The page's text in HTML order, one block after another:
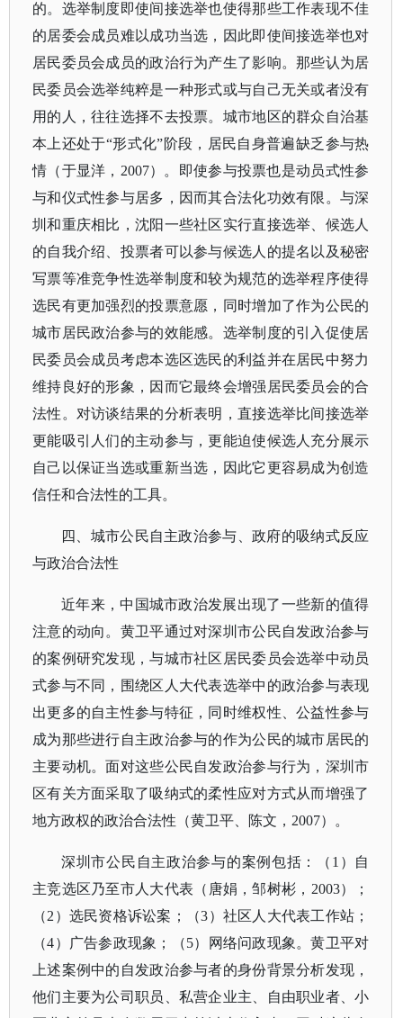
的。选举制度即使间接选举也使得那些工作表现不佳
的居委会成员难以成功当选，因此即使间接选举也对
居民委员会成员的政治行为产生了影响。那些认为居
民委员会选举纯粹是一种形式或与自己无关或者没有
用的人，往往选择不去投票。城市地区的群众自治基
本上还处于“形式化”阶段，居民自身普遍缺乏参与热
情（于显洋，2007）。即使参与投票也是动员式性参
与和仪式性参与居多，因而其合法化功效有限。与深
圳和重庆相比，沈阳一些社区实行直接选举、候选人
的自我介绍、投票者可以参与候选人的提名以及秘密
写票等准竞争性选举制度和较为规范的选举程序使得
选民有更加强烈的投票意愿，同时增加了作为公民的
城市居民政治参与的效能感。选举制度的引入促使居
民委员会成员考虑本选区选民的利益并在居民中努力
维持良好的形象，因而它最终会增强居民委员会的合
法性。对访谈结果的分析表明，直接选举比间接选举
更能吸引人们的主动参与，更能迫使候选人充分展示
自己以保证当选或重新当选，因此它更容易成为创造
信任和合法性的工具。
四、城市公民自主政治参与、政府的吸纳式反应
与政治合法性
近年来，中国城市政治发展出现了一些新的值得
注意的动向。黄卫平通过对深圳市公民自发政治参与
的案例研究发现，与城市社区居民委员会选举中动员
式参与不同，围绕区人大代表选举中的政治参与表现
出更多的自主性参与特征，同时维权性、公益性参与
成为那些进行自主政治参与的作为公民的城市居民的
主要动机。面对这些公民自发政治参与行为，深圳市
区有关方面采取了吸纳式的柔性应对方式从而增强了
地方政权的政治合法性（黄卫平、陈文， 2007）。
深圳市公民自主政治参与的案例包括：（ 1）自
主竞选区乃至市人大代表（唐娟，邹树彬，2003）；
（2）选民资格诉讼案；（3）社区人大代表工作站；
（4）广告参政现象；（5）网络问政现象。黄卫平对
上述案例中的自发政治参与者的身份背景分析发现，
他们主要为公司职员、私营企业主、自由职业者、小